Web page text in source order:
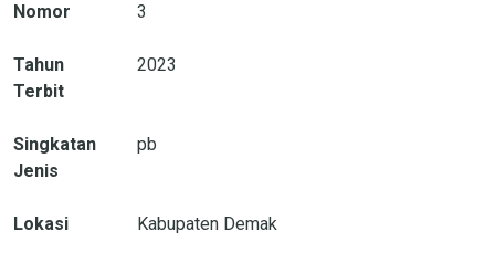
Nomor 3
Tahun
Terbit
2023
Singkatan
Jenis
pb
Lokasi Kabupaten Demak